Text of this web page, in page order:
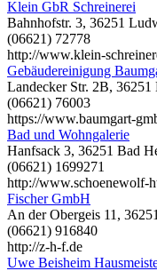
Klein GbR Schreinerei
Bahnhofstr. 3, 36251
(06621) 72778
http://www.klein-
Gebäudereinigung
Landecker Str. 2B, 36251
(06621) 76003
https://www.baumgart-
Bad und Wohngalerie
Hanfsack 3, 36251 Bad
(06621) 1699271
http://www.schoenewolf-
Fischer GmbH
An der Obergeis 11,
(06621) 916840
http://z-h-f.de
Uwe Beisheim